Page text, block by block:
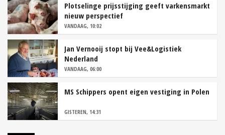
Plotselinge prijsstijging geeft varkensmarkt
nieuw perspectief
VANDAAG, 10:02
Jan Vernooij stopt bij Vee&Logistiek
Nederland
VANDAAG, 06:00
MS Schippers opent eigen vestiging in Polen
GISTEREN, 14:31